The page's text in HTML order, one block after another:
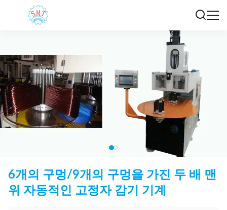
6개의 구멍/9개의 구멍을 가진 두 배 맨
위 자동적인 고정자 감기 기계